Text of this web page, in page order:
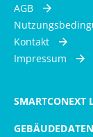
AGB
Kontakt
Impressum
SMARTCONEXT
GEBÄUDEDATEN